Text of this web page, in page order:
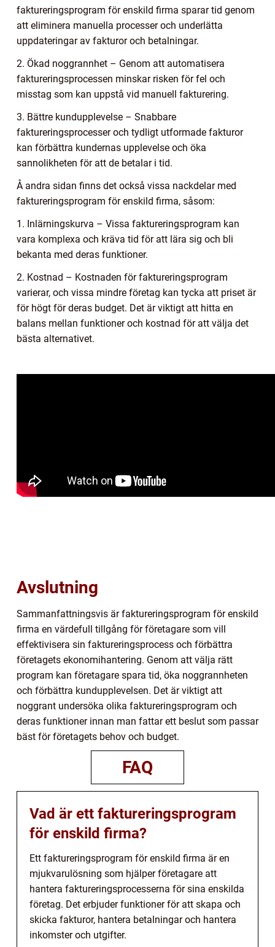
faktureringsprogram för enskild firma sparar tid genom
att eliminera manuella processer och underlätta
uppdateringar av fakturor och betalningar.
2. Ökad noggrannhet – Genom att automatisera
faktureringsprocessen minskar risken för fel och
misstag som kan uppstå vid manuell fakturering.
3. Bättre kundupplevelse – Snabbare
faktureringsprocesser och tydligt utformade fakturor
kan förbättra kundernas upplevelse och öka
sannolikheten för att de betalar i tid.
Å andra sidan finns det också vissa nackdelar med
faktureringsprogram för enskild firma, såsom:
1. Inlärningskurva – Vissa faktureringsprogram kan
vara komplexa och kräva tid för att lära sig och bli
bekanta med deras funktioner.
2. Kostnad – Kostnaden för faktureringsprogram
varierar, och vissa mindre företag kan tycka att priset är
för högt för deras budget. Det är viktigt att hitta en
balans mellan funktioner och kostnad för att välja det
bästa alternativet.
Avslutning
Sammanfattningsvis är faktureringsprogram för enskild
firma en värdefull tillgång för företagare som vill
effektivisera sin faktureringsprocess och förbättra
företagets ekonomihantering. Genom att välja rätt
program kan företagare spara tid, öka noggrannheten
och förbättra kundupplevelsen. Det är viktigt att
noggrant undersöka olika faktureringsprogram och
deras funktioner innan man fattar ett beslut som passar
bäst för företagets behov och budget.
FAQ
Vad är ett faktureringsprogram
för enskild firma?
Ett faktureringsprogram för enskild firma är en
mjukvarulösning som hjälper företagare att
hantera faktureringsprocesserna för sina enskilda
företag. Det erbjuder funktioner för att skapa och
skicka fakturor, hantera betalningar och hantera
inkomster och utgifter.